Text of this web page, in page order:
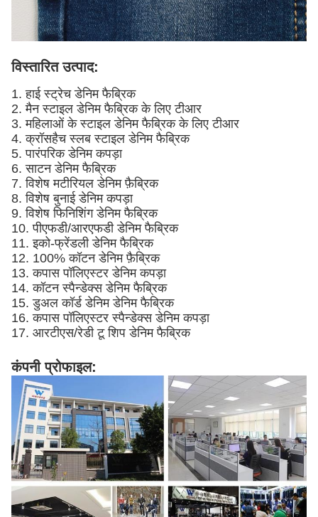
विस्तारित उत्पाद:
1. हाई स्ट्रेच डेनिम फैब्रिक
2. मैन स्टाइल डेनिम फैब्रिक के लिए टीआर
3. महिलाओं के स्टाइल डेनिम फैब्रिक के लिए टीआर
4. क्रॉसहैच स्लब स्टाइल डेनिम फैब्रिक
5. पारंपरिक डेनिम कपड़ा
6. साटन डेनिम फैब्रिक
7. विशेष मटीरियल डेनिम फ़ैब्रिक
8. विशेष बुनाई डेनिम कपड़ा
9. विशेष फिनिशिंग डेनिम फैब्रिक
10. पीएफडी/आरएफडी डेनिम फैब्रिक
11. इको-फ्रेंडली डेनिम फैब्रिक
12. 100% कॉटन डेनिम फ़ैब्रिक
13. कपास पॉलिएस्टर डेनिम कपड़ा
14. कॉटन स्पैन्डेक्स डेनिम फैब्रिक
15. डुअल कॉर्ड डेनिम डेनिम फैब्रिक
16. कपास पॉलिएस्टर स्पैन्डेक्स डेनिम कपड़ा
17. आरटीएस/रेडी टू शिप डेनिम फैब्रिक
कंपनी प्रोफाइल: